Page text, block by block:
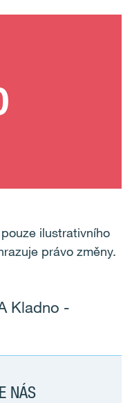
ilustrativního
právo změny.
Kladno -
NÁS